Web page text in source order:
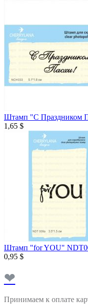
Штамп "С Праздником
1,65 $
Штамп "for YOU"
0,95 $
❤
Принимаем к оплате